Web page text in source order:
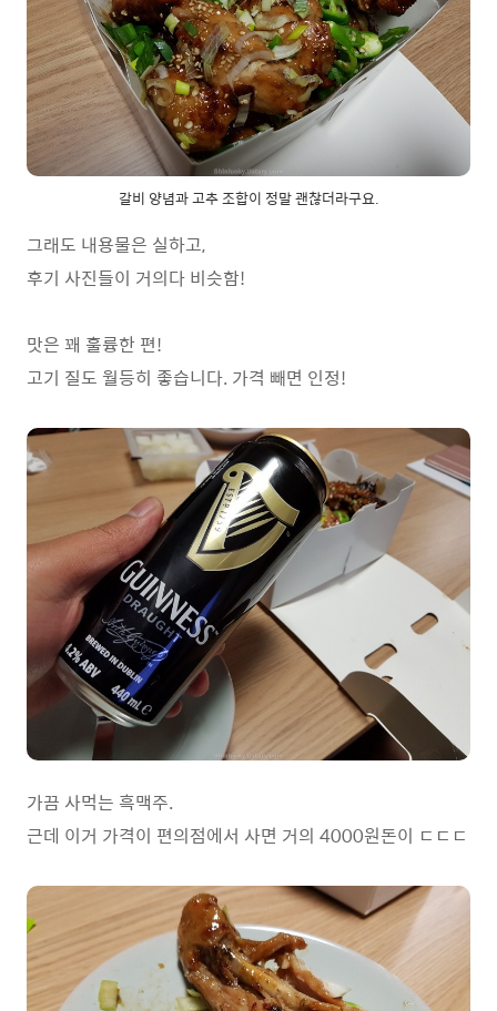
갈비 양념과 고추 조합이 정말 괜찮더라구요.
그래도 내용물은 실하고,
후기 사진들이 거의다 비슷함!
맛은 꽤 훌륭한 편!
고기 질도 월등히 좋습니다. 가격 빼면 인정!
가끔 사먹는 흑맥주.
근데 이거 가격이 편의점에서 사면 거의 4000원돈이 ㄷㄷㄷ